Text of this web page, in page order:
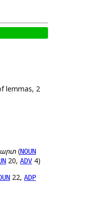
lemmas, 2
(NOUN
20, ADV 4)
22, ADP